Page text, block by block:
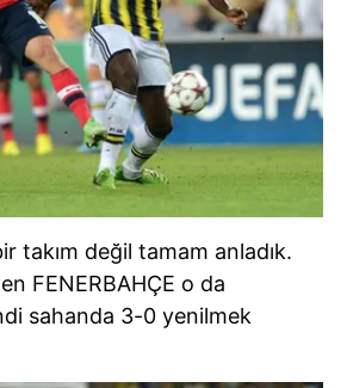
takım değil tamam anladık.
FENERBAHÇE o da
sahanda 3-0 yenilmek